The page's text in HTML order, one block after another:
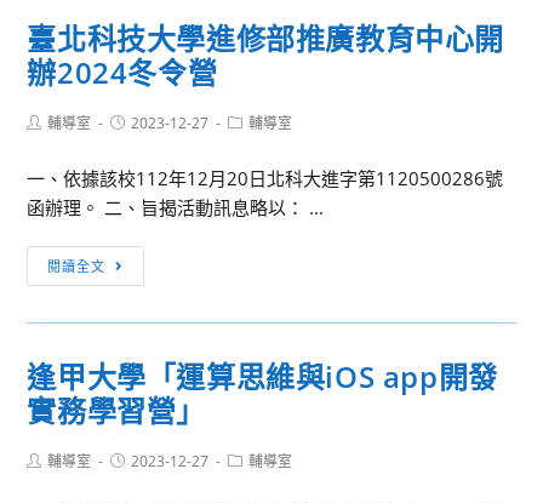
本
校
學
第
2
學
事
草
案，
本
臺北科技大學進修部推廣教育中心開
辦2024冬令營
Post輔導室
Post2023-12-27
Post輔導室
一、依據該校112年12月20日北科大進字第1120500286號
函辦理。 二、旨揭活動訊息略以： ...
閱讀全文
北
科
大
學
修
逢甲大學「運算思維與iOS app開發
實務學習營」
Post輔導室
Post2023-12-27
Post輔導室